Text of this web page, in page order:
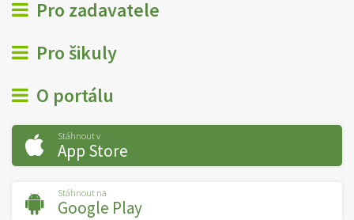
Pro zadavatele
Pro šikuly
O portálu
Stáhnout v
App Store
Stáhnout na
Google Play